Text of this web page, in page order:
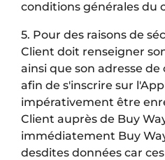
conditions générales du
5. Pour des raisons de
Client doit renseigner
ainsi que son adresse
afin de s'inscrire sur
impérativement être
Client auprès de Buy
immédiatement Buy
desdites données car